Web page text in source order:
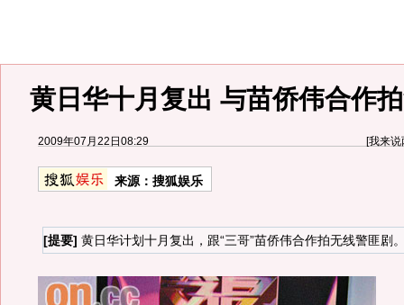
黄日华十月复出 与苗侨伟合作
2009年07月22日08:29 [我来说
来源： 搜狐娱乐
[提要] 黄日华计划十月复出，跟“三哥”苗侨伟合作拍无线警匪剧